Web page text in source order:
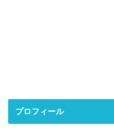
プロフィール